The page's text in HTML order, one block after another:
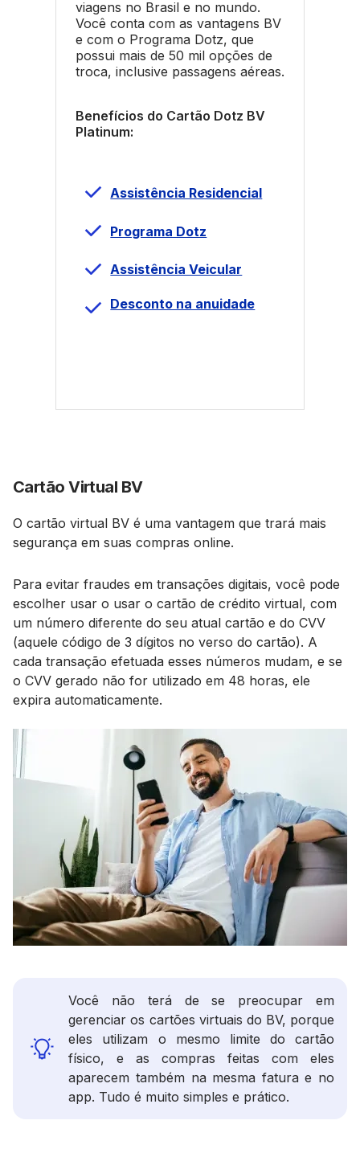
viagens no Brasil e no mundo.
Você conta com as vantagens BV
e com o Programa Dotz, que
possui mais de 50 mil opções de
troca, inclusive passagens aéreas.
Benefícios do Cartão Dotz BV
Platinum:
Assistência Residencial
Programa Dotz
Assistência Veicular
Desconto na anuidade
Cartão Virtual BV
O cartão virtual BV é uma vantagem que trará mais
segurança em suas compras online.
Para evitar fraudes em transações digitais, você pode
escolher usar o usar o cartão de crédito virtual, com
um número diferente do seu atual cartão e do CVV
(aquele código de 3 dígitos no verso do cartão). A
cada transação efetuada esses números mudam, e se
o CVV gerado não for utilizado em 48 horas, ele
expira automaticamente.
Você não terá de se preocupar em
gerenciar os cartões virtuais do BV, porque
eles utilizam o mesmo limite do cartão
físico, e as compras feitas com eles
aparecem também na mesma fatura e no
app. Tudo é muito simples e prático.